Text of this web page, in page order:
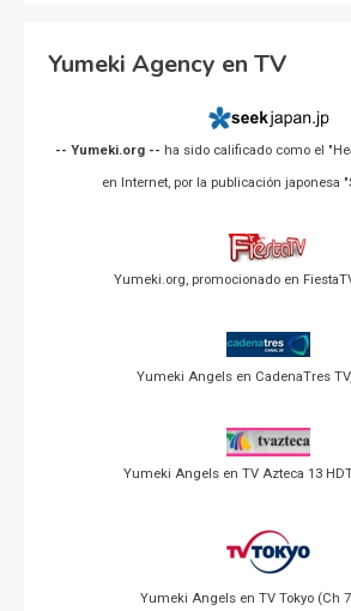
Yumeki Agency en TV
-- Yumeki.org -- ha sido calificado como el
en Internet, por la publicación japonesa
Yumeki.org, promocionado en
Yumeki Angels en CadenaTres
Yumeki Angels en TV Azteca 13
Yumeki Angels en TV Tokyo (Ch